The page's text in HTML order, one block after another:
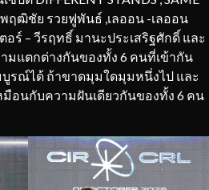
ฤฒิชัย รวยฟูพันธ์ ,เลออน -เลออน
ร์ – วีรฤทธิ์ มานะประเสริฐศักดิ์ และ
ามแตกต่างกันของทั้ง 6 คนที่เข้ากัน
บูรณ์ได้ ถ้าขาดมุมใดมุมหนึ่งไป และ
มือนกับความฝันเดียวกันของทั้ง 6 คน